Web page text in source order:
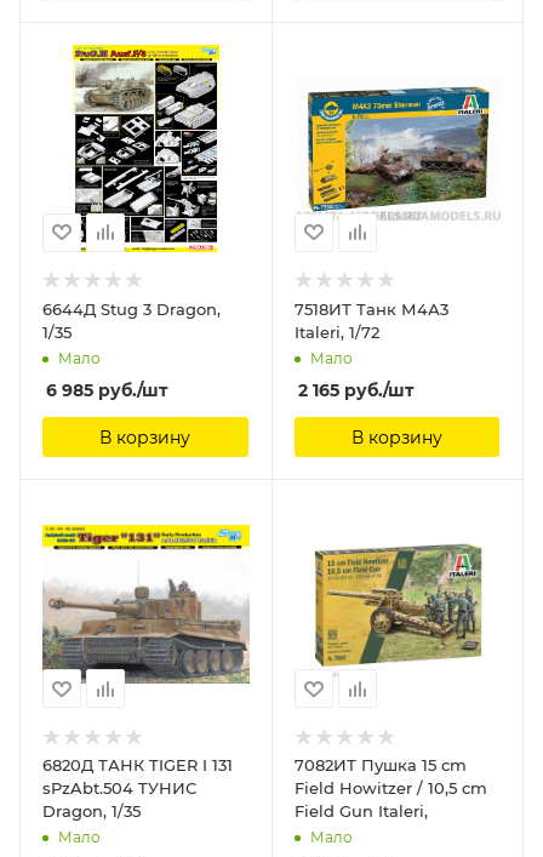
6644Д Stug 3 Dragon,
1/35
Мало
6 985 руб./шт
В корзину
7518ИТ Танк М4А3
Italeri, 1/72
Мало
2 165руб./шт
В корзину
6820Д ТАНК TIGER I 131
sPzAbt.504 TУНИС
Dragon, 1/35
Мало
7082ИТ Пушка 15 cm
Field Howitzer / 10,5 cm
Field Gun Italeri,
Мало